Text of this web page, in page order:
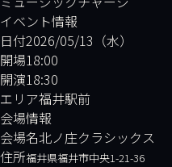
イベント情報
日付2026/05/13（水）
開場18:00
開演18:30
エリア福井駅前
会場情報
会場名北ノ庄クラシックス
住所福井県福井市中央1-21-36